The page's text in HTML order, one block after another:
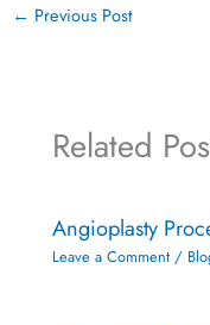
← Previous Post
Related
Angioplasty
Leave a Comment /